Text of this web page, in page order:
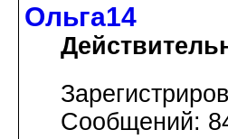
Ольга14
Сообщений: